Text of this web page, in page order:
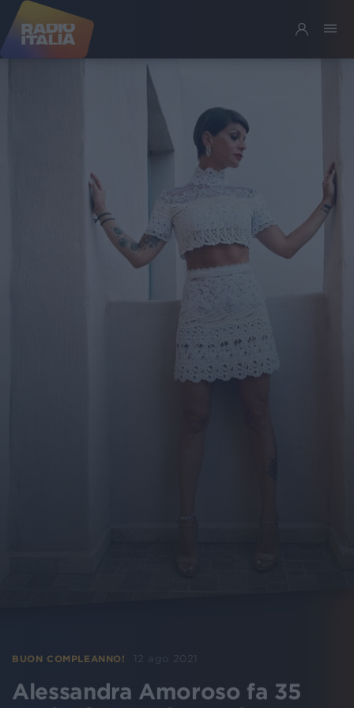
BUON COMPLEANNO! 12 ago 2021
Alessandra Amoroso fa 35